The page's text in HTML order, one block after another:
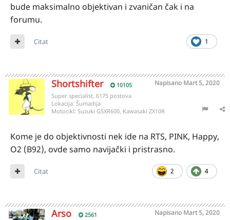
bude maksimalno objektivan i zvaničan čak i na
forumu.
1
Citat
Shortshifter 10105 Napisano Mart 5, 2020
Super specialist, 6175 postova
Lokacija: Šumadija
Motocikl: Suzuki GSXR600, Kawasaki ZX10R
Kome je do objektivnosti nek ide na RTS, PINK, Happy,
O2 (B92), ovde samo navijački i pristrasno.
2 4
Citat
Arso 2561 Napisano Mart 5, 2020